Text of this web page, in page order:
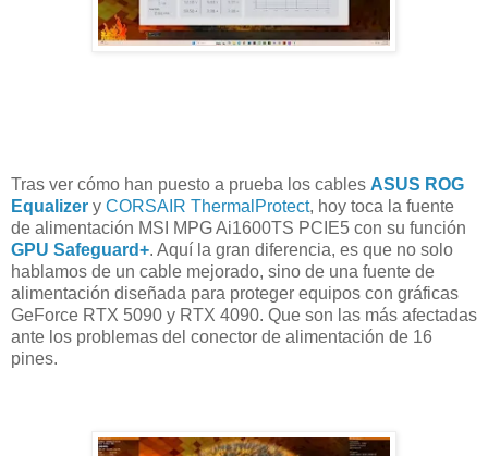
Tras ver cómo han puesto a prueba los cables ASUS ROG
Equalizer y CORSAIR ThermalProtect, hoy toca la fuente
de alimentación MSI MPG Ai1600TS PCIE5 con su función
GPU Safeguard+. Aquí la gran diferencia, es que no solo
hablamos de un cable mejorado, sino de una fuente de
alimentación diseñada para proteger equipos con gráficas
GeForce RTX 5090 y RTX 4090. Que son las más afectadas
ante los problemas del conector de alimentación de 16
pines.